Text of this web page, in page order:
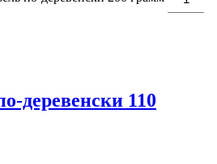
деревенски 110